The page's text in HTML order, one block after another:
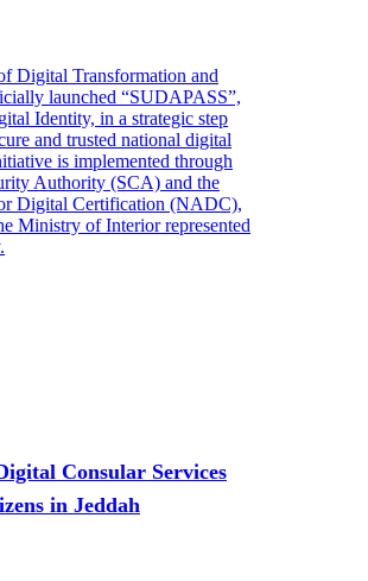
Digital Transformation and
launched “SUDAPASS”,
Identity, in a strategic step
and trusted national digital
is implemented through
Authority (SCA) and the
Digital Certification (NADC),
Ministry of Interior represented
Consular Services
in Jeddah